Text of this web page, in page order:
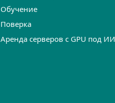
Обучение
Поверка
Аренда серверов с GPU под ИИ